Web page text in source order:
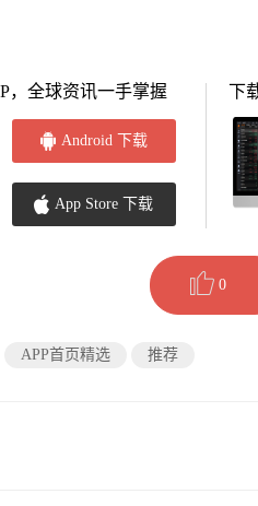
，全球资讯一手掌握
Android 下载
App Store 下载
下
0
APP首页精选 推荐